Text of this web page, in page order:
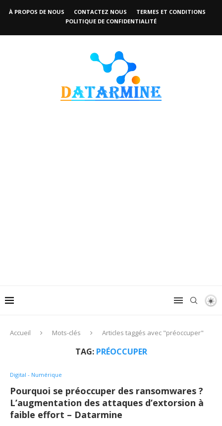
À PROPOS DE NOUS CONTACTEZ NOUS
TERMES ET CONDITIONS
POLITIQUE DE CONFIDENTIALITÉ
Accueil Mots-clés Articles taggés avec "préoccuper"
TAG: PRÉOCCUPER
Digital - Numérique
Pourquoi se préoccuper des ransomwares ?
L’augmentation des attaques d’extorsion à
faible effort – Datarmine